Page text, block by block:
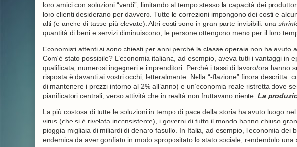
loro amici con soluzioni “verdi”, limitando al tempo stesso la capacità dei
loro clienti desiderano per davvero. Tutte le correzioni impongono dei costi e
alti (e anche di tasse più elevate). Altri costi sono in gran parte invisibili: una
quantità di beni e servizi diminuiscono; le persone ottengono meno per il loro
Economisti attenti si sono chiesti per anni perché la classe operaia non ha avuto
Com'è stato possibile? L’economia italiana, ad esempio, aveva tutti i vantaggi in
qualificata, numerosi ingegneri e imprenditori. Perché i tassi di lavoro/ora hanno
risposta è davanti ai vostri occhi, letteralmente. Nella “-flazione” finora descritta:
di mantenere i prezzi intorno al 2% all’anno) e un’economia reale ristretta dove
pianificatori centrali, verso attività che in realtà non fruttavano niente. La
La più costosa di tutte le soluzioni in tempo di pace della storia ha avuto luogo
virus (che si è rivelata inconsistente), i governi di tutto il mondo hanno chiuso
pioggia migliaia di miliardi di denaro fasullo. In Italia, ad esempio, l'economia dei
endemica da aver gonfiato in modo spropositato lo stato sociale, rendendolo